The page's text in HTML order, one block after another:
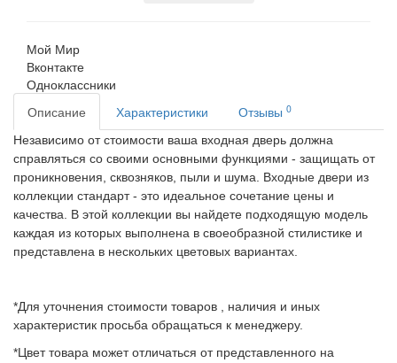
Мой Мир
Вконтакте
Одноклассники
Описание
Характеристики Отзывы 0
Независимо от стоимости ваша входная дверь должна
справляться со своими основными функциями - защищать от
проникновения, сквозняков, пыли и шума. Входные двери из
коллекции стандарт - это идеальное сочетание цены и
качества. В этой коллекции вы найдете подходящую модель
каждая из которых выполнена в своеобразной стилистике и
представлена в нескольких цветовых вариантах.
*Для уточнения стоимости товаров , наличия и иных
характеристик просьба обращаться к менеджеру.
*Цвет товара может отличаться от представленного на